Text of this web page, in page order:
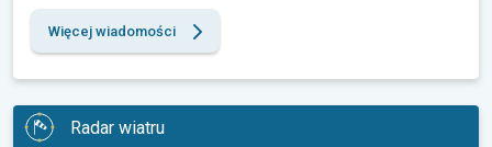
Więcej wiadomości
Radar wiatru